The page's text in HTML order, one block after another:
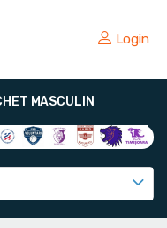
Login
MASCULIN